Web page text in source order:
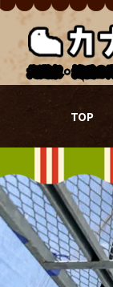
北関東・埼玉の
TOP